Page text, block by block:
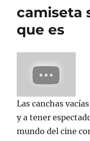
camiseta
que es
Las canchas
y a tener
mundo del cine